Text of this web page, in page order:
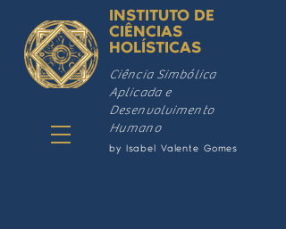
INSTITUTO DE
CIÊNCIAS
HOLÍSTICAS
by Isabel Valente Gomes
Ciência Simbólica
Aplicada e
Desenvolvimento
Humano